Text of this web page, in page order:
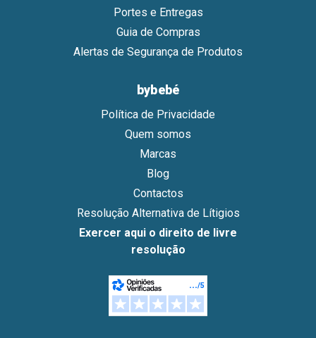
Portes e Entregas
Guia de Compras
Alertas de Segurança de Produtos
bybebé
Política de Privacidade
Quem somos
Marcas
Blog
Contactos
Resolução Alternativa de Lítigios
Exercer aqui o direito de livre
resolução